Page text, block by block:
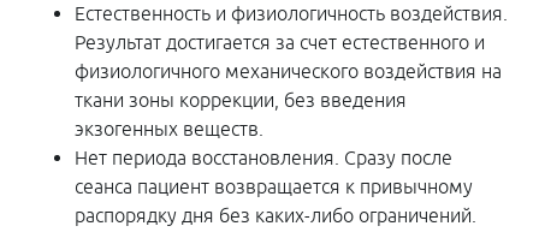
Естественность и физиологичность воздействия.
Результат достигается за счет естественного и
физиологичного механического воздействия на
ткани зоны коррекции, без введения
экзогенных веществ.
Нет периода восстановления. Сразу после
сеанса пациент возвращается к привычному
распорядку дня без каких-либо ограничений.